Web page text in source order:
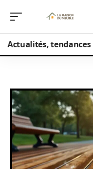
Actualités, tendances